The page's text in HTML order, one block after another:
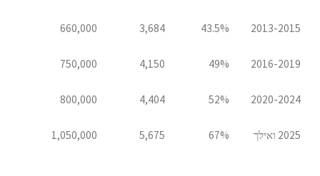
2013-2015
43.5%
3,684
660,000
2016-2019
49%
4,150
750,000
2020-2024
52%
4,404
800,000
2025 ואילך 67%
5,675
1,050,000